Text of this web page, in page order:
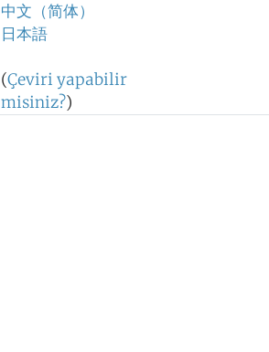
中文（简体）
日本語
(Çeviri yapabilir
misiniz?)